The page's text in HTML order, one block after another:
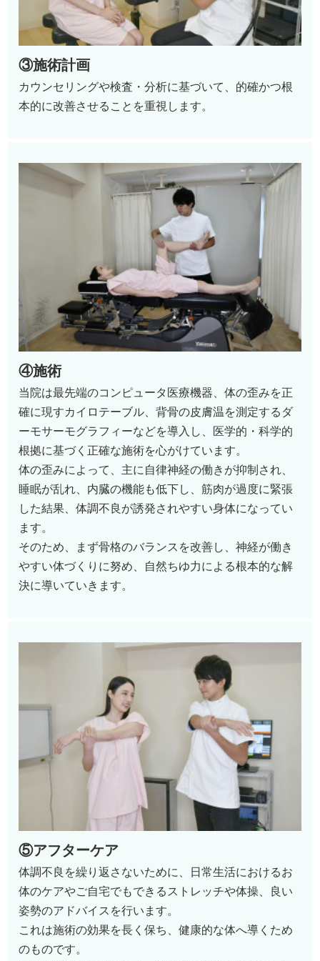
③施術計画
カウンセリングや検査・分析に基づいて、的確かつ根
本的に改善させることを重視します。
④施術
当院は最先端のコンピュータ医療機器、体の歪みを正
確に現すカイロテーブル、背骨の皮膚温を測定するダ
ーモサーモグラフィーなどを導入し、医学的・科学的
根拠に基づく正確な施術を心がけています。
体の歪みによって、主に自律神経の働きが抑制され、
睡眠が乱れ、内臓の機能も低下し、筋肉が過度に緊張
した結果、体調不良が誘発されやすい身体になってい
ます。
そのため、まず骨格のバランスを改善し、神経が働き
やすい体づくりに努め、自然ちゆ力による根本的な解
決に導いていきます。
⑤アフターケア
体調不良を繰り返さないために、日常生活におけるお
体のケアやご自宅でもできるストレッチや体操、良い
姿勢のアドバイスを行います。
これは施術の効果を長く保ち、健康的な体へ導くため
のものです。